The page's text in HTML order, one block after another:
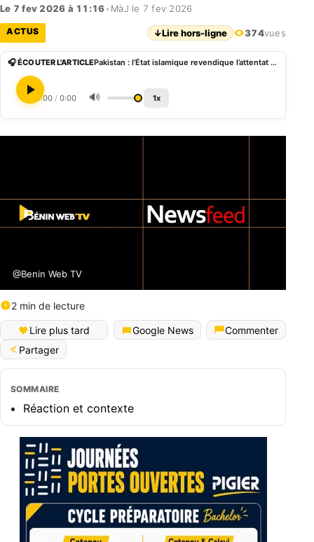
Le 7 fev 2026 à 11:16• MàJ le 7 fev 2026
ACTUS ↓Lire hors-ligne 374vues
🎧 ÉCOUTER L'ARTICLE Pakistan : l’État islamique revendique l’attentat contre une mosquée chiite à Islamabad
0:00 / 0:00 🔊 1x
@Benin Web TV
2 min de lecture
Lire plus tard Google News
Commenter
Partager
SOMMAIRE
Réaction et contexte